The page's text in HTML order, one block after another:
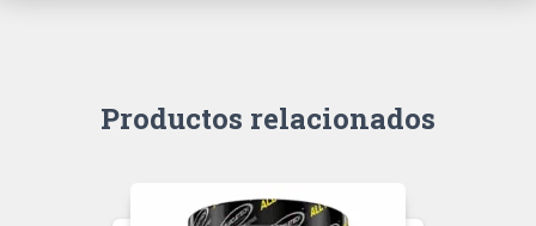
Productos relacionados